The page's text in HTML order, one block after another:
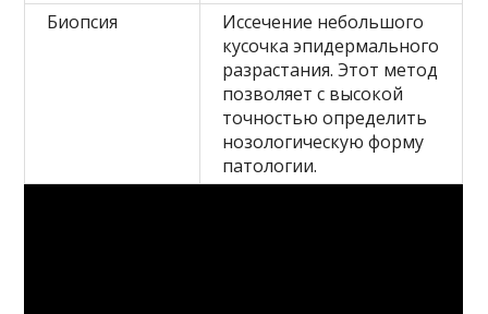
Биопсия
Иссечение небольшого
кусочка эпидермального
разрастания. Этот метод
позволяет с высокой
точностью определить
нозологическую форму
патологии.